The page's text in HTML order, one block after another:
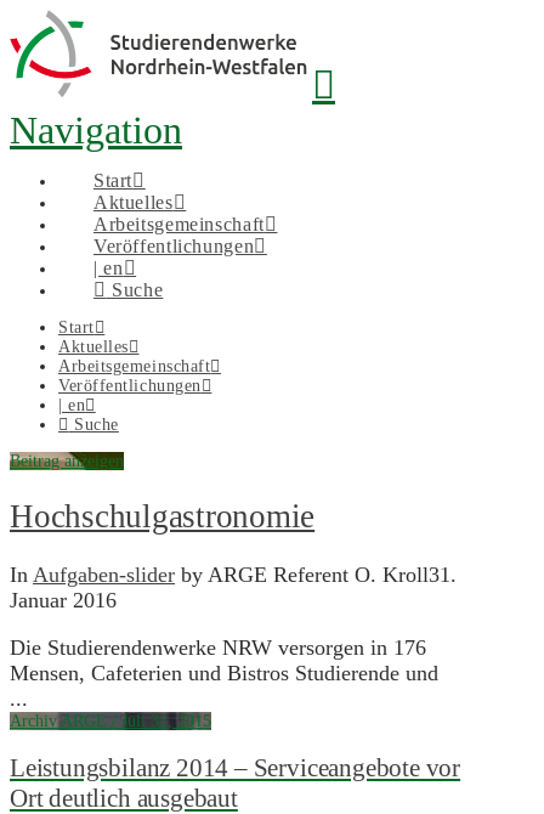
Navigation
Start
Aktuelles
Arbeitsgemeinschaft
Veröffentlichungen
| en
Suche
Start
Aktuelles
Arbeitsgemeinschaft
Veröffentlichungen
| en
Suche
Beitrag anzeigen
Hochschulgastronomie
In Aufgaben-slider by ARGE Referent O. Kroll31.
Januar 2016
Die Studierendenwerke NRW versorgen in 176
Mensen, Cafeterien und Bistros Studierende und
...
Archiv ARGE / Juli 31, 2015
Leistungsbilanz 2014 – Serviceangebote vor
Ort deutlich ausgebaut